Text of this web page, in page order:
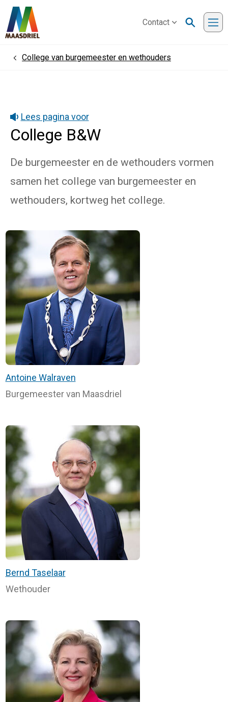
Contact
HomeCollege van burgemeester en wethouders
Lees pagina voor
College B&W
De burgemeester en de wethouders vormen
samen het college van burgemeester en
wethouders, kortweg het college.
Antoine Walraven
Burgemeester van Maasdriel
Bernd Taselaar
Wethouder